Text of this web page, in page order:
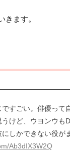
きます。
すごい。俳優って
けど、ウヨンウも
しかできない役が
Ab3dIX3W2Q